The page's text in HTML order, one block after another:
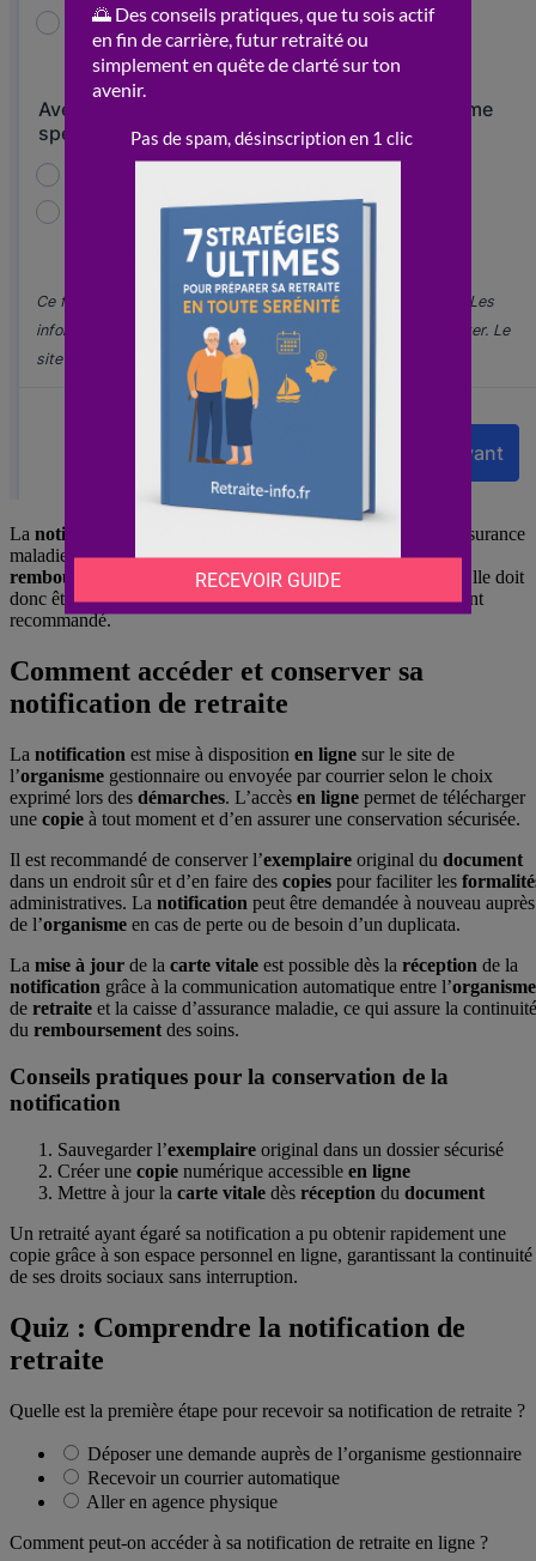
La notification
est de plus transmise à la caisse primaire d’assurance
maladie, ce qui déclenche l’actualisation des droits pour le
remboursement
des soins du retraité et de ses ayants droit. Elle doit
donc être conservée précieusement, l’exemplaireoriginal étant
recommandé.
Comment accéder et conserver sa
notification de retraite
La notification est mise à disposition en ligne sur le site de
l’organisme gestionnaire ou envoyée par courrier selon le choix
exprimé lors des démarches. L’accès en ligne permet de télécharger
une copie à tout moment et d’en assurer une conservation sécurisée.
Il est recommandé de conserver l’exemplaire original du document
dans un endroit sûr et d’en faire des copies pour faciliter les
administratives. La notification peut être demandée à nouveau auprès
de l’organisme en cas de perte ou de besoin d’un duplicata.
La mise à jour de la carte vitale est possible dès la réception de la
notification grâce à la communication automatique entre l’organisme
de retraite et la caisse d’assurance maladie, ce qui assure la continuité
du remboursement des soins.
Conseils pratiques pour la conservation de la
notification
Sauvegarder l’exemplaire original dans un dossier sécurisé
Créer une copie numérique accessible en ligne
Mettre à jour la carte vitale dès réception du document
Un retraité ayant égaré sa notification a pu obtenir rapidement une
copie grâce à son espace personnel en ligne, garantissant la continuité
de ses droits sociaux sans interruption.
Quiz : Comprendre la notification de
retraite
Quelle est la première étape pour recevoir sa notification de retraite ?
Déposer une demande auprès de l’organisme gestionnaire
Recevoir un courrier automatique
Aller en agence physique
Comment peut-on accéder à sa notification de retraite en ligne ?